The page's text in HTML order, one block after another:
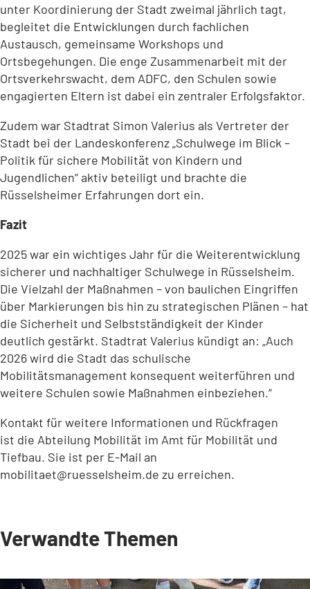
unter Koordinierung der Stadt zweimal jährlich tagt,
begleitet die Entwicklungen durch fachlichen
Austausch, gemeinsame Workshops und
Ortsbegehungen. Die enge Zusammenarbeit mit der
Ortsverkehrswacht, dem ADFC, den Schulen sowie
engagierten Eltern ist dabei ein zentraler Erfolgsfaktor.
Zudem war Stadtrat Simon Valerius als Vertreter der
Stadt bei der Landeskonferenz „Schulwege im Blick –
Politik für sichere Mobilität von Kindern und
Jugendlichen“ aktiv beteiligt und brachte die
Rüsselsheimer Erfahrungen dort ein.
Fazit
2025 war ein wichtiges Jahr für die Weiterentwicklung
sicherer und nachhaltiger Schulwege in Rüsselsheim.
Die Vielzahl der Maßnahmen – von baulichen Eingriffen
über Markierungen bis hin zu strategischen Plänen – hat
die Sicherheit und Selbstständigkeit der Kinder
deutlich gestärkt. Stadtrat Valerius kündigt an: „Auch
2026 wird die Stadt das schulische
Mobilitätsmanagement konsequent weiterführen und
weitere Schulen sowie Maßnahmen einbeziehen.“
Kontakt für weitere Informationen und Rückfragen
ist die Abteilung Mobilität im Amt für Mobilität und
Tiefbau. Sie ist per E-Mail an
mobilitaet
ruesselsheim de zu erreichen.
Verwandte Themen